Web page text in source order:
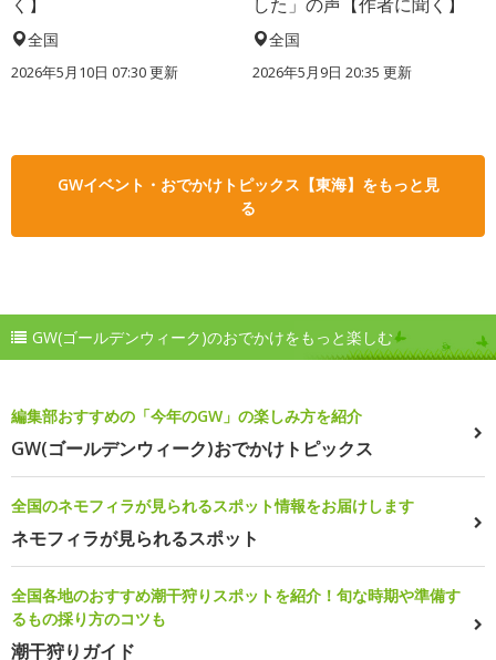
全国
2026年5月10日 07:30 更新
全国
2026年5月9日 20:35 更新
GWイベント・おでかけトピックス【東海】をもっと見
る
GW(ゴールデンウィーク)のおでかけをもっと楽しむ
編集部おすすめの「今年のGW」の楽しみ方を紹介
GW(ゴールデンウィーク)おでかけトピックス
全国のネモフィラが見られるスポット情報をお届けします
ネモフィラが見られるスポット
全国各地のおすすめ潮干狩りスポットを紹介！旬な時期や準備す
るもの採り方のコツも
潮干狩りガイド